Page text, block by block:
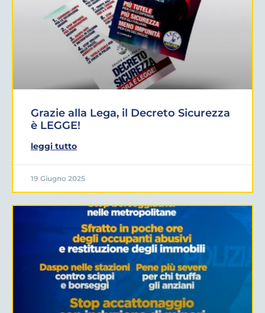
Grazie alla Lega, il Decreto Sicurezza
è LEGGE!
leggi tutto
19 Giugno 2025